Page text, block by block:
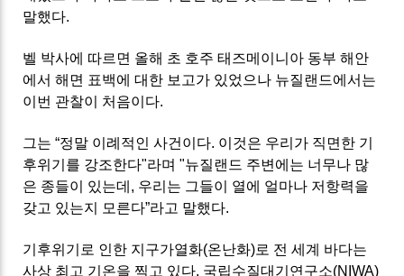
말했다.
벨 박사에 따르면 올해 초 호주 태즈메이니아 동부 해안
에서 해면 표백에 대한 보고가 있었으나 뉴질랜드에서는
이번 관찰이 처음이다.
그는 “정말 이례적인 사건이다. 이것은 우리가 직면한 기
후위기를 강조한다"라며 "뉴질랜드 주변에는 너무나 많
은 종들이 있는데, 우리는 그들이 열에 얼마나 저항력을
갖고 있는지 모른다”라고 말했다.
기후위기로 인한 지구가열화(온난화)로 전 세계 바다는
사상 최고 기온을 찍고 있다. 국립수질대기연구소(NIWA)